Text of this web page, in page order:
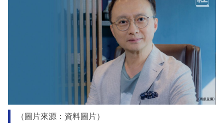
（圖片來源：資料圖片）